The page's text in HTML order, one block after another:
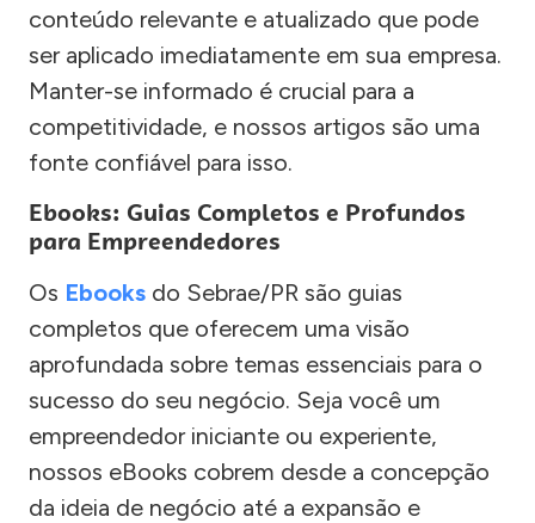
conteúdo relevante e atualizado que pode
ser aplicado imediatamente em sua empresa.
Manter-se informado é crucial para a
competitividade, e nossos artigos são uma
fonte confiável para isso.
Ebooks: Guias Completos e Profundos
para Empreendedores
Os Ebooks do Sebrae/PR são guias
completos que oferecem uma visão
aprofundada sobre temas essenciais para o
sucesso do seu negócio. Seja você um
empreendedor iniciante ou experiente,
nossos eBooks cobrem desde a concepção
da ideia de negócio até a expansão e